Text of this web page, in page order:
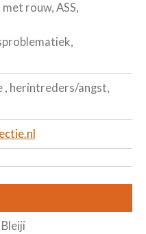
rouw, ASS,
, herintreders/angst,